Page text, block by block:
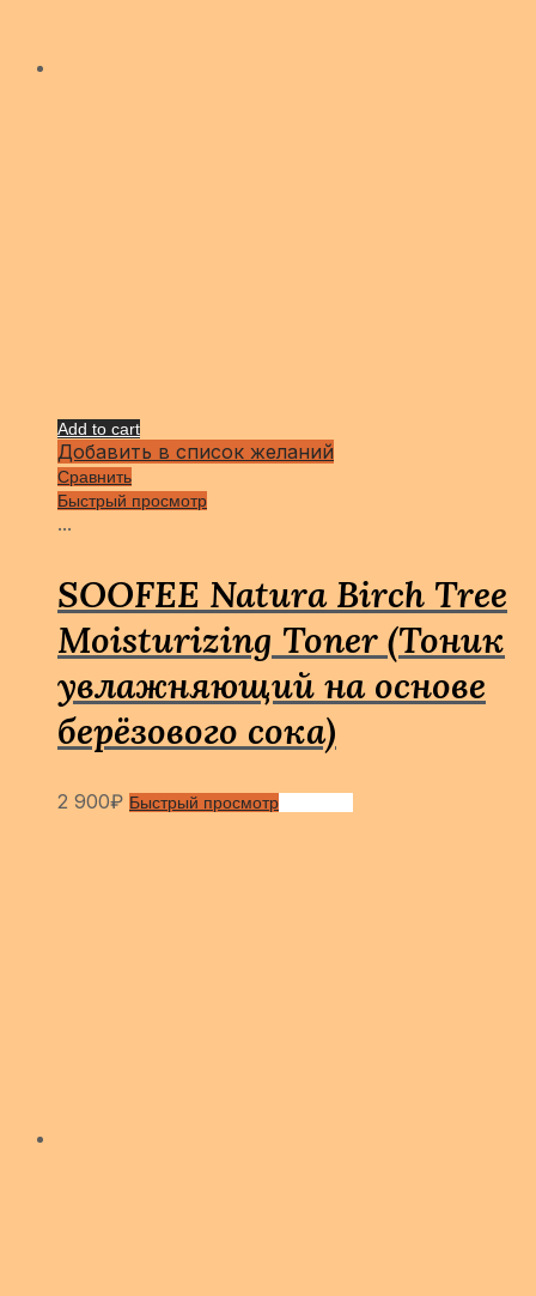
Add to cart
Добавить в список желаний
Сравнить
Быстрый просмотр
...
SOOFEE Natura Birch Tree
Moisturizing Toner (Тоник
увлажняющий на основе
берёзового сока)
2 900₽ Быстрый просмотр